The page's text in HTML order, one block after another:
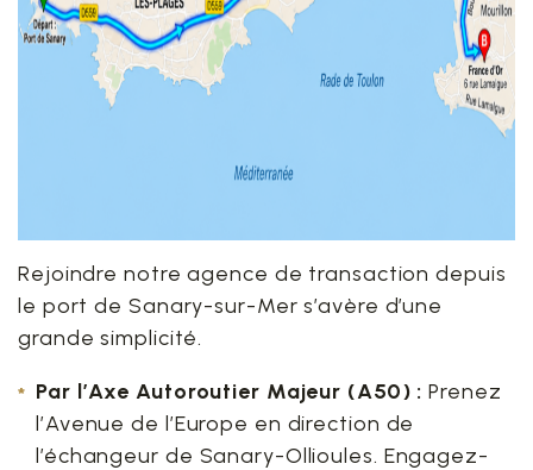
Rejoindre notre agence de transaction depuis
le port de Sanary-sur-Mer s’avère d’une
grande simplicité.
Par l’Axe Autoroutier Majeur (A50) : Prenez
l’Avenue de l’Europe en direction de
l’échangeur de Sanary-Ollioules. Engagez-